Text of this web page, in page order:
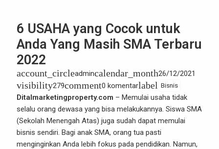
6 USAHA yang Cocok untuk
Anda Yang Masih SMA Terbaru
2022
account_circleadmincalendar_month26/12/2021
visibility279comment0 komentarlabel Bisnis
Ditalmarketingproperty.com – Memulai usaha tidak
selalu orang dewasa yang bisa melakukannya. Siswa SMA
(Sekolah Menengah Atas) juga sudah dapat memulai
bisnis sendiri. Bagi anak SMA, orang tua pasti
menginginkan Anda lebih fokus pada pendidikan. Namun,